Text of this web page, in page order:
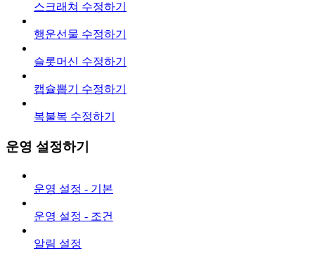
스크래쳐 수정하기
행운선물 수정하기
슬롯머신 수정하기
캡슐뽑기 수정하기
복불복 수정하기
운영 설정하기
운영 설정 - 기본
운영 설정 - 조건
알림 설정